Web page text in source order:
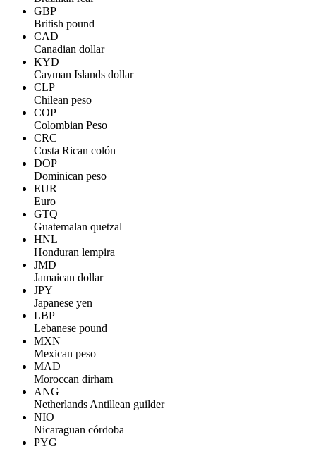
GBP
British pound
CAD
Canadian dollar
KYD
Cayman Islands dollar
CLP
Chilean peso
COP
Colombian Peso
CRC
Costa Rican colón
DOP
Dominican peso
EUR
Euro
GTQ
Guatemalan quetzal
HNL
Honduran lempira
JMD
Jamaican dollar
JPY
Japanese yen
LBP
Lebanese pound
MXN
Mexican peso
MAD
Moroccan dirham
ANG
Netherlands Antillean guilder
NIO
Nicaraguan córdoba
PYG